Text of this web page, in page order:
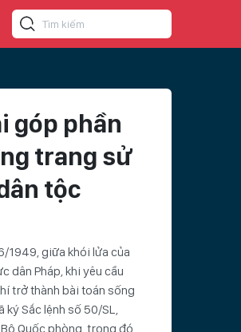
góp phần
trang sử
tộc
1949, giữa khói lửa của
dân Pháp, khi yêu cầu
trở thành bài toán sống
ký Sắc lệnh số 50/SL,
Quốc phòng, trong đó